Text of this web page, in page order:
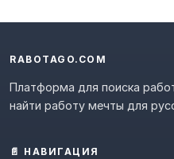
RABOTAGO.COM
Платформа для поиска
найти работу мечты для
📄 НАВИГАЦИЯ